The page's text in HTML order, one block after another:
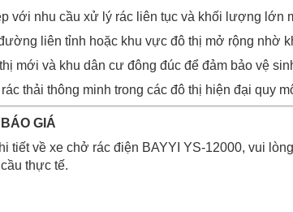
với nhu cầu xử lý rác liên tục và khối lượng lớn
liên tỉnh hoặc khu vực đô thị mở rộng nhờ
mới và khu dân cư đông đúc để đảm bảo vệ
thải thông minh trong các đô thị hiện đại quy
GIÁ
tiết về xe chở rác điện BAYYI YS-12000, vui
thực tế.